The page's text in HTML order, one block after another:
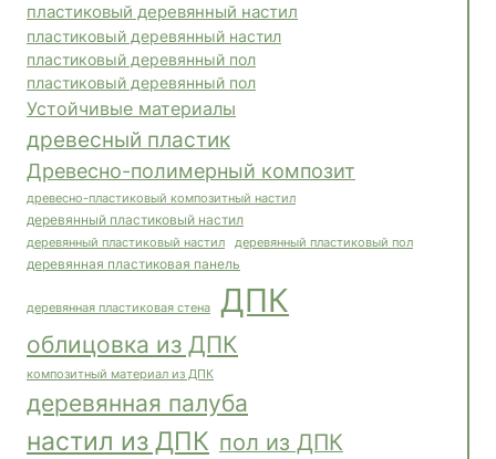
пластиковый деревянный настил
пластиковый деревянный настил
пластиковый деревянный пол
пластиковый деревянный пол
Устойчивые материалы
древесный пластик
Древесно-полимерный композит
древесно-пластиковый композитный настил
деревянный пластиковый настил
деревянный пластиковый настил деревянный пластиковый пол
деревянная пластиковая панель
деревянная пластиковая стена ДПК
облицовка из ДПК
композитный материал из ДПК
деревянная палуба
настил из ДПК пол из ДПК